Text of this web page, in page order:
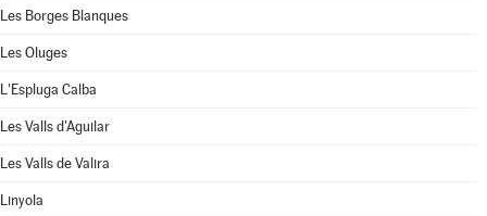
Les Borges Blanques
Les Oluges
L'Espluga Calba
Les Valls d'Aguilar
Les Valls de Valira
Linyola